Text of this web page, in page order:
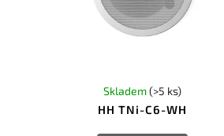
HH TNi-C6-WH
Skladem(>5 ks)